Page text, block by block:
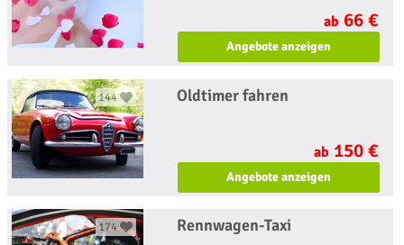
ab 66 €
Angebote anzeigen
144 Oldtimer fahren
ab 150 €
Angebote anzeigen
174 Rennwagen-Taxi